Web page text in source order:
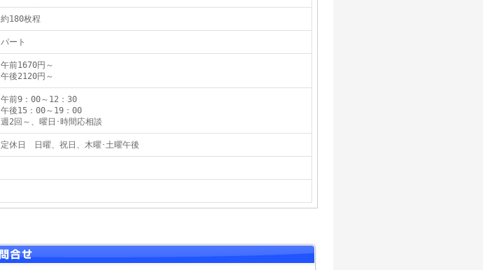
約180枚程
パート
午前1670円～
午後2120円～
午前9：00～12：30
午後15：00～19：00
週2回～、曜日･時間応相談
定休日 日曜、祝日、木曜･土曜午後